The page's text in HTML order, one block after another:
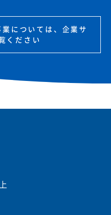
については、企業サ
ください